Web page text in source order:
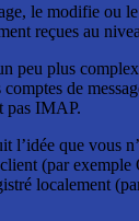
le modifie ou
reçues au
peu plus
de
pas IMAP.
l’idée que vous
(par
localement